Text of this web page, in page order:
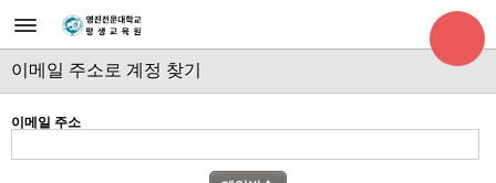
이메일 주소로 계정 찾기
이메일 주소